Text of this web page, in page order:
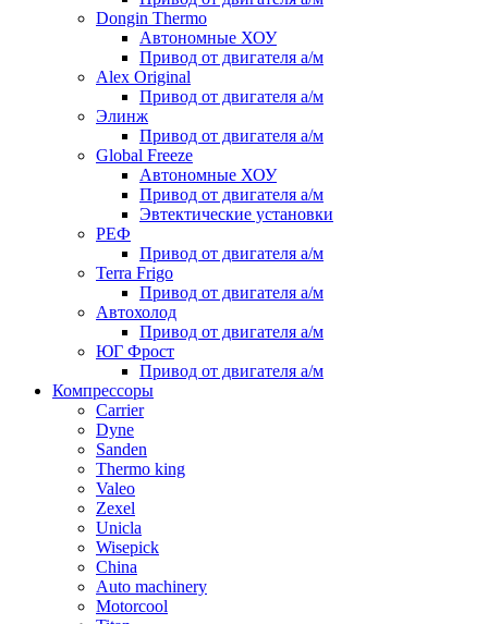
Dongin Thermo
Автономные ХОУ
Привод от двигателя а/м
Alex Original
Привод от двигателя а/м
Элинж
Привод от двигателя а/м
Global Freeze
Автономные ХОУ
Привод от двигателя а/м
Эвтектические установки
РЕФ
Привод от двигателя а/м
Terra Frigo
Привод от двигателя а/м
Автохолод
Привод от двигателя а/м
ЮГ Фрост
Привод от двигателя а/м
Компрессоры
Carrier
Dyne
Sanden
Thermo king
Valeo
Zexel
Unicla
Wisepick
China
Auto machinery
Motorcool